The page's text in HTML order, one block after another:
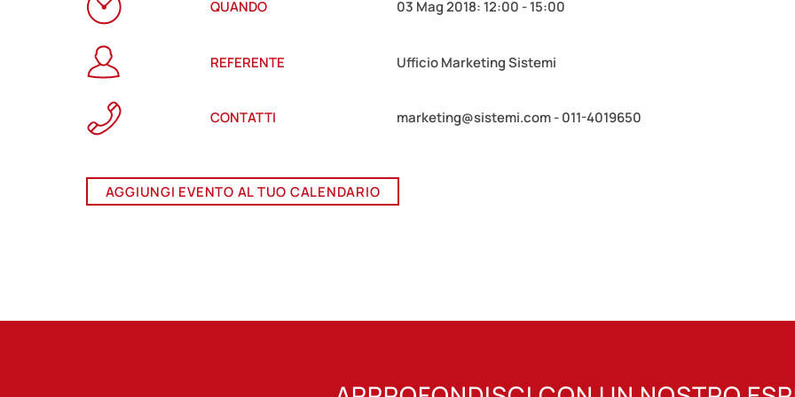
QUANDO 03 Mag 2018: 12:00 - 15:00
REFERENTE Ufficio Marketing Sistemi
CONTATTI marketing@sistemi.com - 011-4019650
AGGIUNGI EVENTO AL TUO CALENDARIO